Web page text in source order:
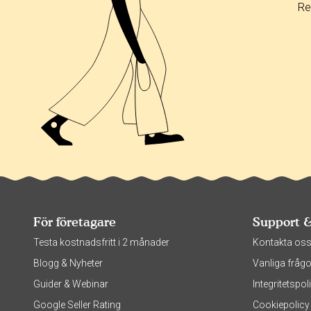
För företagare
Testa kostnadsfritt i 2 månader
Blogg & Nyheter
Guider & Webinar
Google Seller Rating
Support
Kontakta oss
Vanliga
Cookiepolicy